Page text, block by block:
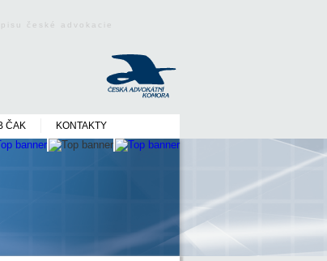
české advokacie
ČAK KONTAKTY